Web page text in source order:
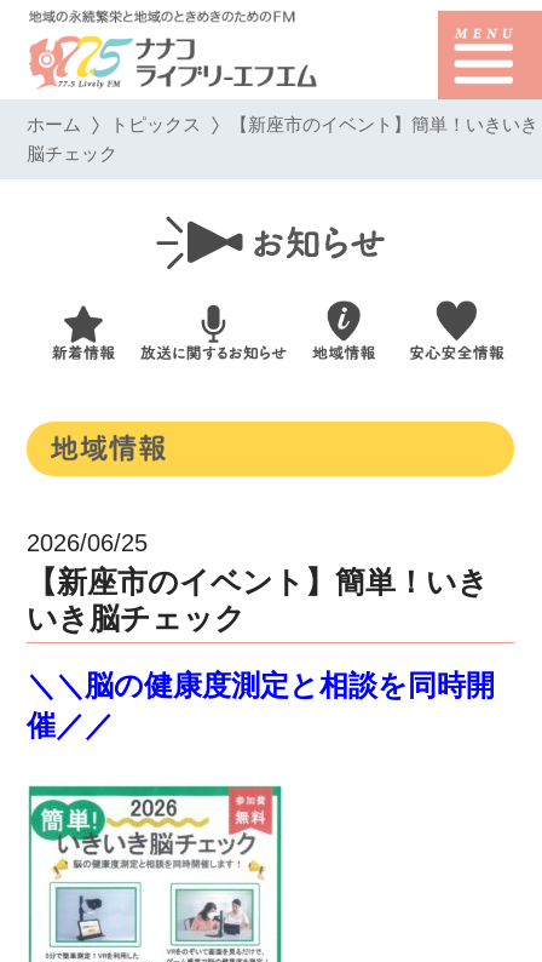
ホーム トピックス 【新座市のイベント】簡単！いきいき
脳チェック
2026/06/25
【新座市のイベント】簡単！いき
いき脳チェック
＼＼脳の健康度測定と相談を同時開
催／／